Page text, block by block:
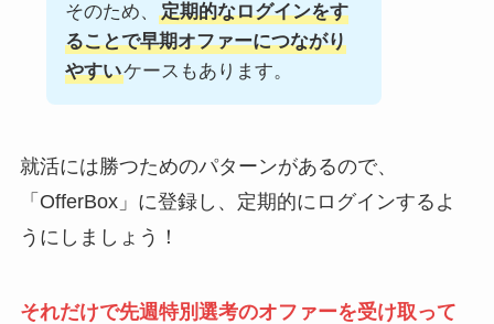
そのため、
定期的なログインをす
ることで早期オファーにつながり
やすいケースもあります。
就活には勝つためのパターンがあるので、
「OfferBox」に登録し、定期的にログインするよ
うにしましょう！
それだけで先週特別選考のオファーを受け取って